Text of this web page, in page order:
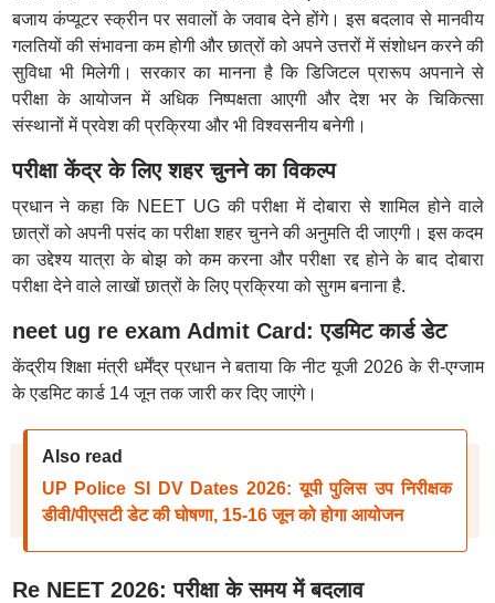
बजाय कंप्यूटर स्क्रीन पर सवालों के जवाब देने होंगे। इस बदलाव से मानवीय
गलतियों की संभावना कम होगी और छात्रों को अपने उत्तरों में संशोधन करने की
सुविधा भी मिलेगी। सरकार का मानना है कि डिजिटल प्रारूप अपनाने से
परीक्षा के आयोजन में अधिक निष्पक्षता आएगी और देश भर के चिकित्सा
संस्थानों में प्रवेश की प्रक्रिया और भी विश्वसनीय बनेगी।
परीक्षा केंद्र के लिए शहर चुनने का विकल्प
प्रधान ने कहा कि NEET UG की परीक्षा में दोबारा से शामिल होने वाले
छात्रों को अपनी पसंद का परीक्षा शहर चुनने की अनुमति दी जाएगी। इस कदम
का उद्देश्य यात्रा के बोझ को कम करना और परीक्षा रद्द होने के बाद दोबारा
परीक्षा देने वाले लाखों छात्रों के लिए प्रक्रिया को सुगम बनाना है.
neet ug re exam Admit Card: एडमिट कार्ड डेट
केंद्रीय शिक्षा मंत्री धर्मेंद्र प्रधान ने बताया कि नीट यूजी 2026 के री-एग्जाम
के एडमिट कार्ड 14 जून तक जारी कर दिए जाएंगे।
Also read
UP Police SI DV Dates 2026: यूपी पुलिस उप निरीक्षक
डीवी/पीएसटी डेट की घोषणा, 15-16 जून को होगा आयोजन
Re NEET 2026: परीक्षा के समय में बदलाव